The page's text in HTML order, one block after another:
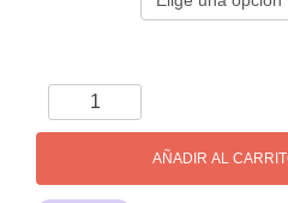
Ral
Sordina
AÑADIR AL